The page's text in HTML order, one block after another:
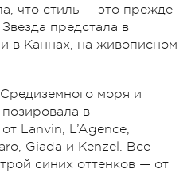
что стиль — это прежде
предстала в
в Каннах, на живописном
моря и
в
Lanvin, L’Agence,
Giada и Kenzel. Все
синих оттенков — от